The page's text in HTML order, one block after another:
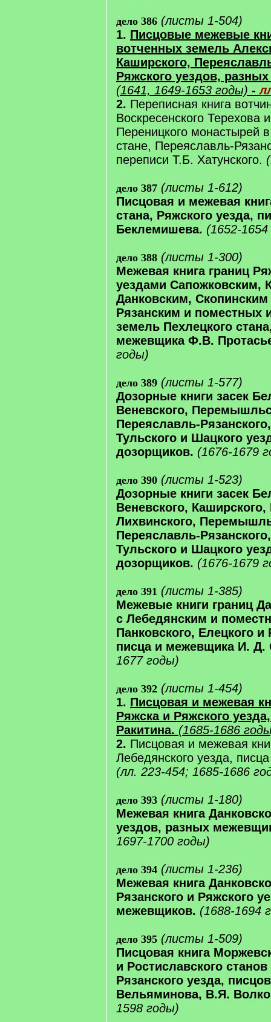
дело 386 (листы 1-504)
1. Писцовые межевые
вотченных земель
Каширского,
Ряжского уездов,
(1641, 1649-1653 годы) -
2. Переписная книга
Воскресенского Терехова
Переницкого монастырей
стане, Переяславль-
переписи Т.Б. Хатунского.
дело 387 (листы 1-612)
Писцовая и межевая
стана, Ряжского уезда,
Беклемишева. (1652-
дело 388 (листы 1-300)
Межевая книга границ
уездами Сапожковским,
Данковским,
Рязанским и поместных
земель Пехлецкого
межевщика Ф.В.
годы)
дело 389 (листы 1-577)
Дозорные книги засек
Веневского,
Переяславль-
Тульского и Шацкого
дозорщиков. (1676-1679
дело 390 (листы 1-523)
Дозорные книги засек
Веневского, Каширского,
Лихвинского,
Переяславль-
Тульского и Шацкого
дозорщиков. (1676-1679
дело 391 (листы 1-385)
Межевые книги границ
с Лебедянским и
Панковского, Елецкого и
писца и межевщика И. Д.
1677 годы)
дело 392 (листы 1-454)
1. Писцовая и межевая
Ряжска и Ряжского
Ракитина. (1685-1686
2. Писцовая и межевая
Лебедянского уезда,
(лл. 223-454; 1685-1686
дело 393 (листы 1-180)
Межевая книга
уездов, разных
1697-1700 годы)
дело 394 (листы 1-236)
Межевая книга
Рязанского и Ряжского
межевщиков. (1688-1694
дело 395 (листы 1-509)
Писцовая книга
и Ростиславского
Рязанского уезда,
Вельяминова, В.Я.
1598 годы)